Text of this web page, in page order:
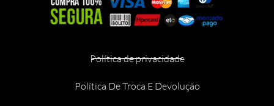
Política de privacidade
Política De Troca E Devolução